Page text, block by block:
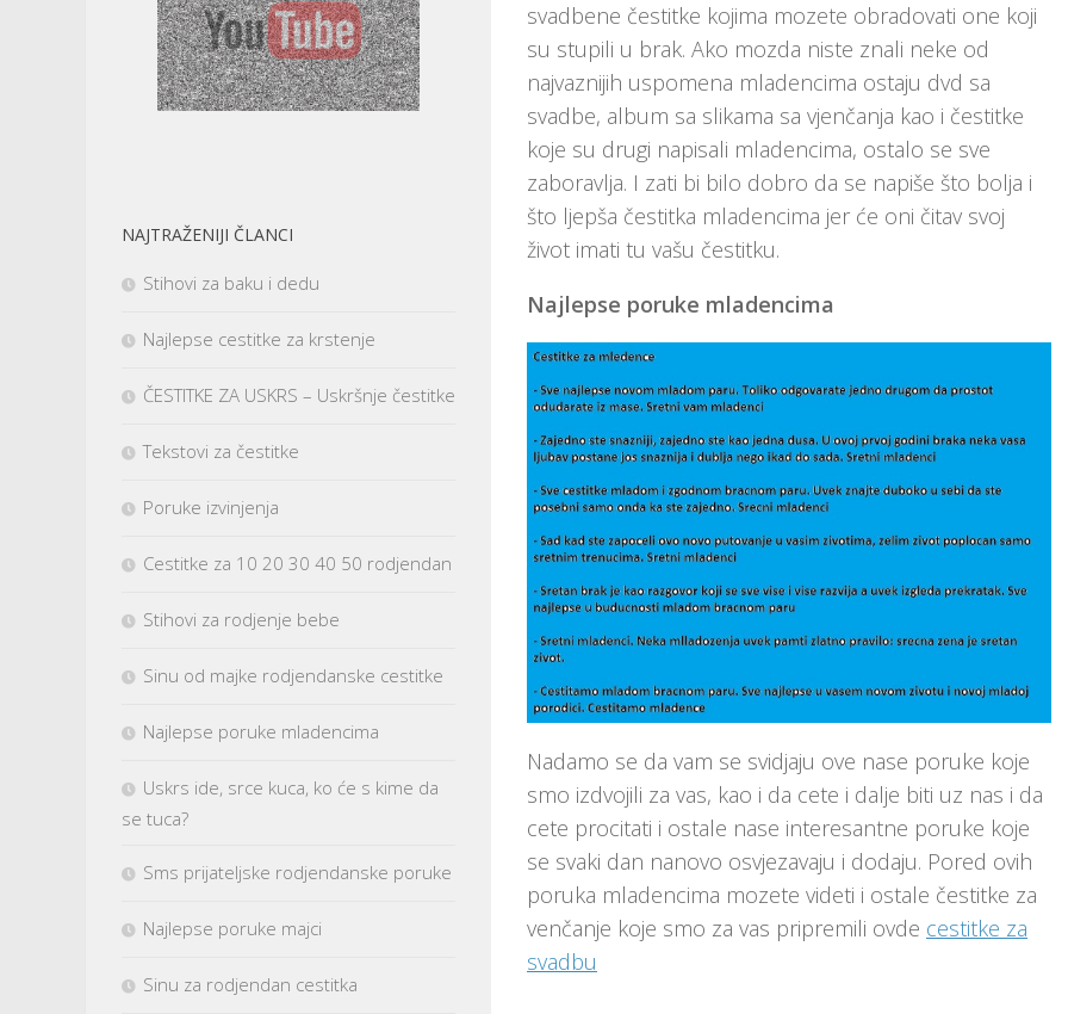
svadbene čestitke kojima mozete obradovati one koji
su stupili u brak. Ako mozda niste znali neke od
najvaznijih uspomena mladencima ostaju dvd sa
svadbe, album sa slikama sa vjenčanja kao i čestitke
koje su drugi napisali mladencima, ostalo se sve
zaboravlja. I zati bi bilo dobro da se napiše što bolja i
što ljepša čestitka mladencima jer će oni čitav svoj
život imati tu vašu čestitku.
Najlepse poruke mladencima
Nadamo se da vam se svidjaju ove nase poruke koje
smo izdvojili za vas, kao i da cete i dalje biti uz nas i da
cete procitati i ostale nase interesantne poruke koje
se svaki dan nanovo osvjezavaju i dodaju. Pored ovih
poruka mladencima mozete videti i ostale čestitke za
venčanje koje smo za vas pripremili ovde cestitke za
svadbu
NAJTRAŽENIJI ČLANCI
Stihovi za baku i dedu
Najlepse cestitke za krstenje
ČESTITKE ZA USKRS – Uskršnje čestitke
Tekstovi za čestitke
Poruke izvinjenja
Cestitke za 10 20 30 40 50 rodjendan
Stihovi za rodjenje bebe
Sinu od majke rodjendanske cestitke
Najlepse poruke mladencima
Uskrs ide, srce kuca, ko će s kime da
se tuca?
Sms prijateljske rodjendanske poruke
Najlepse poruke majci
Sinu za rodjendan cestitka